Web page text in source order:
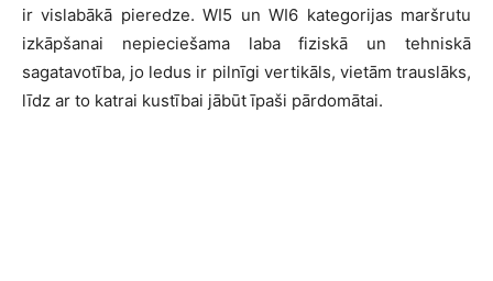
ir vislabākā pieredze. WI5 un WI6 kategorijas maršrutu
izkāpšanai nepieciešama laba fiziskā un tehniskā
sagatavotība, jo ledus ir pilnīgi vertikāls, vietām trauslāks,
līdz ar to katrai kustībai jābūt īpaši pārdomātai.